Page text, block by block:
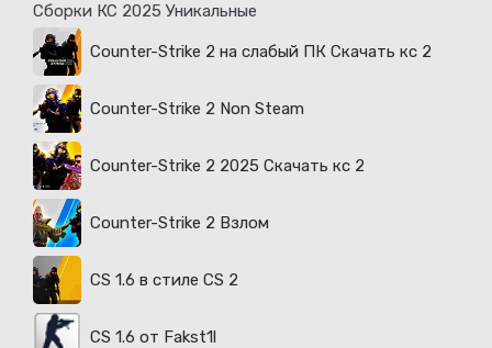
Сборки КС 2025 Уникальные
Counter-Strike 2 на слабый ПК Скачать кс 2
Counter-Strike 2 Non Steam
Counter-Strike 2 2025 Скачать кс 2
Counter-Strike 2 Взлом
CS 1.6 в стиле CS 2
CS 1.6 от Fakst1l